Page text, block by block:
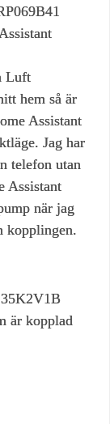
Luft
hem så är
Assistant
Jag har
telefon utan
Assistant
när jag
kopplingen.
är kopplad